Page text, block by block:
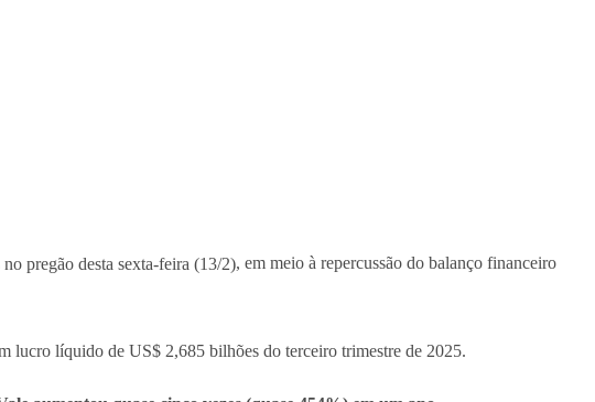
pregão desta sexta-feira (13/2), em meio à repercussão do balanço financeiro
lucro líquido de US$ 2,685 bilhões do terceiro trimestre de 2025.